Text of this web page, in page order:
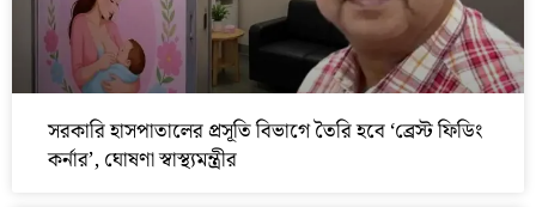
সরকারি হাসপাতালের প্রসূতি বিভাগে তৈরি হবে ‘ব্রেস্ট ফিডিং
কর্নার’, ঘোষণা স্বাস্থ্যমন্ত্রীর